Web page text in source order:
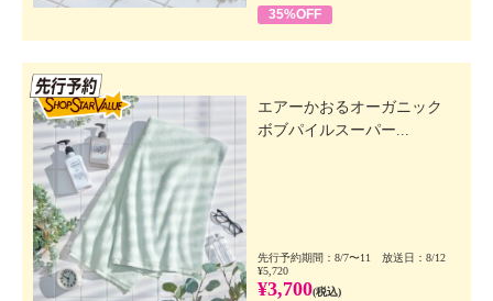
35%OFF
エアーかおるオーガニック
ボブパイルスーパー...
先行予約期間：8/7〜11 放送日：8/12
¥5,720
¥3,700(税込)